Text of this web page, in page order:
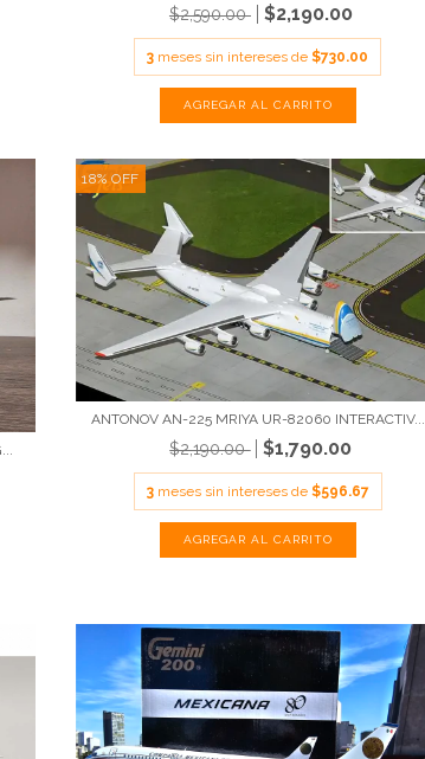
$2,590.00 $2,190.00
3 meses sin intereses de$730.00
18%OFF
ANTONOV AN-225 MRIYA UR-82060 INTERACTIV...
$2,190.00 $1,790.00
3 meses sin intereses de $596.67